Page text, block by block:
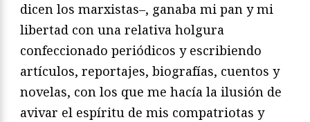
dicen los marxistas–, ganaba mi pan y mi
libertad con una relativa holgura
confeccionado periódicos y escribiendo
artículos, reportajes, biografías, cuentos y
novelas, con los que me hacía la ilusión de
avivar el espíritu de mis compatriotas y